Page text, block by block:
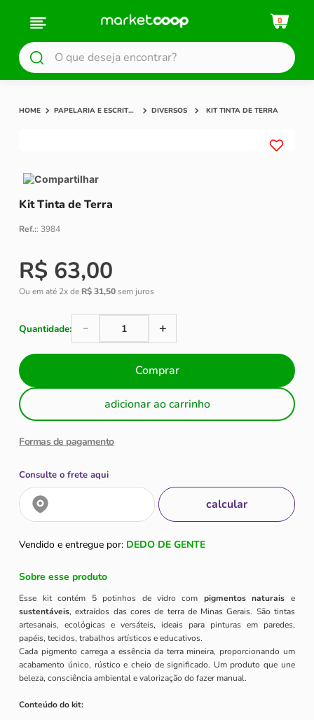
0
O que deseja encontrar?
PAPELARIA E ESCRITÓRIO DIVERSOS KIT TINTA DE TERRA
Compartilhar
Kit Tinta de Terra
Ref.:: 3984
R$ 63,00
Ou em até 2x de R$ 31,50sem juros
＋
－
Comprar
adicionar ao carrinho
Formas de pagamento
Consulte o frete aqui
Vendido e entregue por: DEDO DE GENTE
Sobre esse produto
Esse kit contém 5 potinhos de vidro com pigmentos naturais e
sustentáveis, extraídos das cores de terra de Minas Gerais. São tintas
artesanais, ecológicas e versáteis, ideais para pinturas em paredes,
papéis, tecidos, trabalhos artísticos e educativos.
Cada pigmento carrega a essência da terra mineira, proporcionando um
acabamento único, rústico e cheio de significado. Um produto que une
beleza, consciência ambiental e valorização do fazer manual.
Conteúdo do kit: